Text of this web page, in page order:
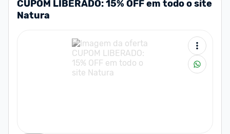
CUPOM LIBERADO: 15% OFF em todo o site
Natura